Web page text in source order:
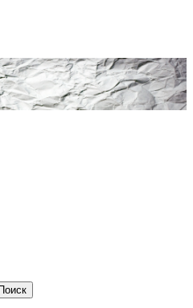
Поиск